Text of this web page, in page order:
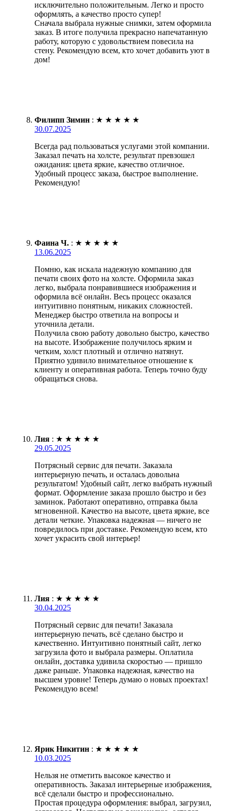
исключительно положительным. Легко и просто
оформлять, а качество просто супер!
Сначала выбрала нужные снимки, затем оформила
заказ. В итоге получила прекрасно напечатанную
работу, которую с удовольствием повесила на
стену. Рекомендую всем, кто хочет добавить уют в
дом!
Филипп Зимин : ★ ★ ★ ★ ★
30.07.2025
Всегда рад пользоваться услугами этой компании.
Заказал печать на холсте, результат превзошел
ожидания: цвета яркие, качество отличное.
Удобный процесс заказа, быстрое выполнение.
Рекомендую!
Фаина Ч. : ★ ★ ★ ★ ★
13.06.2025
Помню, как искала надежную компанию для
печати своих фото на холсте. Оформила заказ
легко, выбрала понравившиеся изображения и
оформила всё онлайн. Весь процесс оказался
интуитивно понятным, никаких сложностей.
Менеджер быстро ответила на вопросы и
уточнила детали.
Получила свою работу довольно быстро, качество
на высоте. Изображение получилось ярким и
четким, холст плотный и отлично натянут.
Приятно удивило внимательное отношение к
клиенту и оперативная работа. Теперь точно буду
обращаться снова.
Лия : ★ ★ ★ ★ ★
29.05.2025
Потрясный сервис для печати. Заказала
интерьерную печать, и осталась довольна
результатом! Удобный сайт, легко выбрать нужный
формат. Оформление заказа прошло быстро и без
заминок. Работают оперативно, отправка была
мгновенной. Качество на высоте, цвета яркие, все
детали четкие. Упаковка надежная — ничего не
повредилось при доставке. Рекомендую всем, кто
хочет украсить свой интерьер!
Лия : ★ ★ ★ ★ ★
30.04.2025
Потрясный сервис для печати! Заказала
интерьерную печать, всё сделано быстро и
качественно. Интуитивно понятный сайт, легко
загрузила фото и выбрала размеры. Оплатила
онлайн, доставка удивила скоростью — пришло
даже раньше. Упаковка надежная, качество на
высшем уровне! Теперь думаю о новых проектах!
Рекомендую всем!
Ярик Никитин : ★ ★ ★ ★ ★
10.03.2025
Нельзя не отметить высокое качество и
оперативность. Заказал интерьерные изображения,
всё сделали быстро и профессионально.
Простая процедура оформления: выбрал, загрузил,